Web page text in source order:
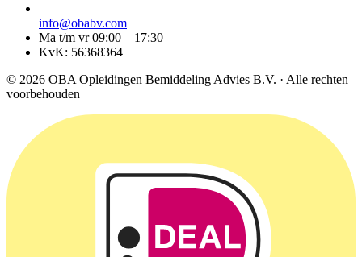
info@obabv.com
Ma t/m vr 09:00 – 17:30
KvK: 56368364
© 2026 OBA Opleidingen Bemiddeling Advies B.V. · Alle rechten
voorbehouden